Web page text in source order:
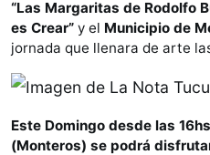
“Las Margaritas de Rodolfo
es Crear” y el Municipio de
jornada que llenara de arte
Este Domingo desde las
(Monteros) se podrá